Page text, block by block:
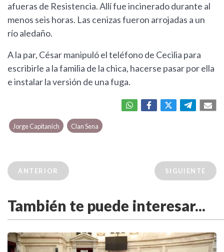
afueras de Resistencia. Allí fue incinerado durante al
menos seis horas. Las cenizas fueron arrojadas a un
río aledaño.
A la par, César manipuló el teléfono de Cecilia para
escribirle a la familia de la chica, hacerse pasar por ella
e instalar la versión de una fuga.
Jorge Capitanich Clan Sena
ANTERIOR SIGUIENTE
También te puede interesar...